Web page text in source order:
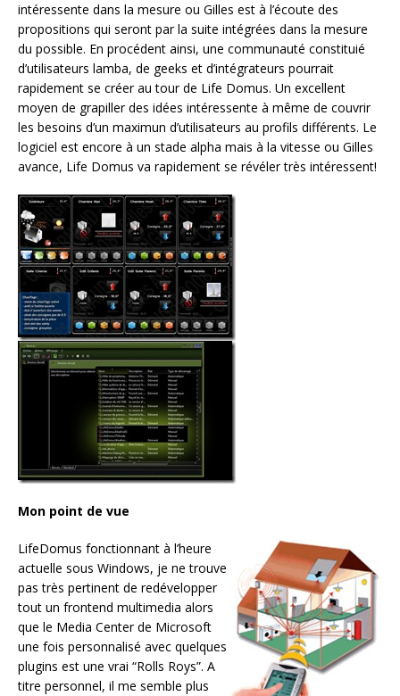
intéressente dans la mesure ou Gilles est à l’écoute des
propositions qui seront par la suite intégrées dans la mesure
du possible. En procédent ainsi, une communauté constituié
d’utilisateurs lamba, de geeks et d’intégrateurs pourrait
rapidement se créer au tour de Life Domus. Un excellent
moyen de grapiller des idées intéressente à même de couvrir
les besoins d’un maximun d’utilisateurs au profils différents. Le
logiciel est encore à un stade alpha mais à la vitesse ou Gilles
avance, Life Domus va rapidement se révéler très intéressent!
Mon point de vue
LifeDomus fonctionnant à l’heure
actuelle sous Windows, je ne trouve
pas très pertinent de redévelopper
tout un frontend multimedia alors
que le Media Center de Microsoft
une fois personnalisé avec quelques
plugins est une vrai “Rolls Roys”. A
titre personnel, il me semble plus